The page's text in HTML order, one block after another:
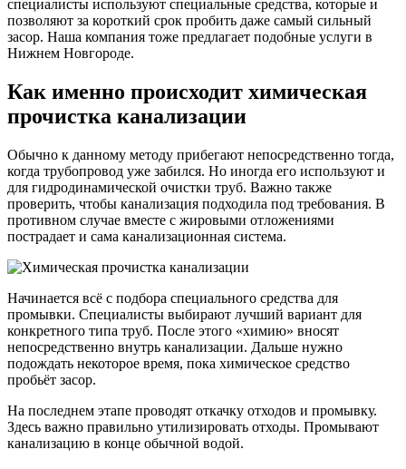
специалисты используют специальные средства, которые и
позволяют за короткий срок пробить даже самый сильный
засор. Наша компания тоже предлагает подобные услуги в
Нижнем Новгороде.
Как именно происходит химическая
прочистка канализации
Обычно к данному методу прибегают непосредственно тогда,
когда трубопровод уже забился. Но иногда его используют и
для гидродинамической очистки труб. Важно также
проверить, чтобы канализация подходила под требования. В
противном случае вместе с жировыми отложениями
пострадает и сама канализационная система.
Начинается всё с подбора специального средства для
промывки. Специалисты выбирают лучший вариант для
конкретного типа труб. После этого «химию» вносят
непосредственно внутрь канализации. Дальше нужно
подождать некоторое время, пока химическое средство
пробьёт засор.
На последнем этапе проводят откачку отходов и промывку.
Здесь важно правильно утилизировать отходы. Промывают
канализацию в конце обычной водой.